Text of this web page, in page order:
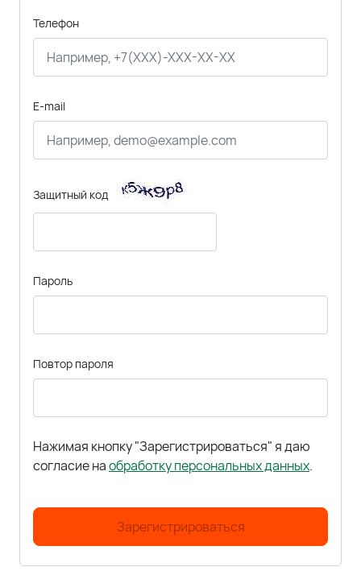
Телефон
E-mail
Защитный код
Пароль
Повтор пароля
Нажимая кнопку "Зарегистрироваться" я даю
согласие наобработку персональных данных.
Зарегистрироваться